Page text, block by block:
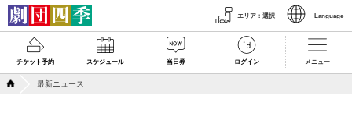
エリア ： 選択 Language
チケット予約 スケジュール 当日券 ログイン メニュー
最新ニュース